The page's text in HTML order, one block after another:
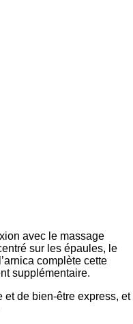
avec le massage
sur les épaules, le
complète cette
supplémentaire.
et de bien-être express, et